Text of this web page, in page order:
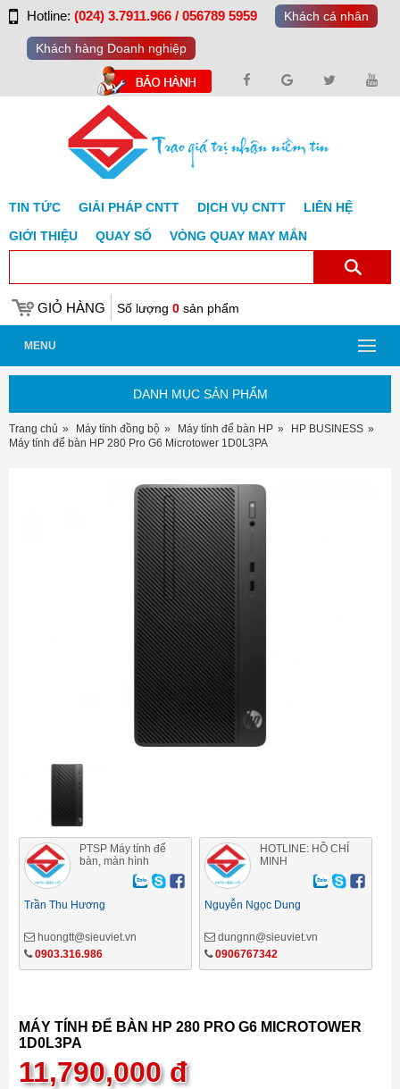
Hotline: (024) 3.7911.966 / 056789 5959 Khách cá nhân
Khách hàng Doanh nghiệp
TIN TỨC GIẢI PHÁP CNTT DỊCH VỤ CNTT
LIÊN HỆ
GIỚI THIỆU
QUAY SỐ VÒNG QUAY MAY MẮN
GIỎ HÀNG Số lượng 0 sản phẩm
MENU
DANH MỤC SẢN PHẨM
Trang chủ Máy tính đồng bộ Máy tính để bàn HP
HP BUSINESS
Máy tính để bàn HP 280 Pro G6 Microtower 1D0L3PA
PTSP Máy tính để
bàn, màn hình
Trần Thu Hương
huongtt@sieuviet.vn
0903.316.986
HOTLINE: HỒ CHÍ
MINH
Nguyễn Ngọc Dung
dungnn@sieuviet.vn
0906767342
MÁY TÍNH ĐỂ BÀN HP 280 PRO G6 MICROTOWER
1D0L3PA
11,790,000đ